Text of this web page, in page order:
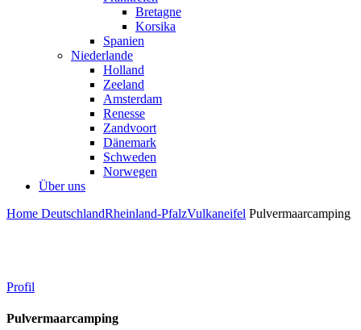
Bretagne
Korsika
Spanien
Niederlande
Holland
Zeeland
Amsterdam
Renesse
Zandvoort
Dänemark
Schweden
Norwegen
Über uns
Home DeutschlandRheinland-PfalzVulkaneifel Pulvermaarcamping
Profil
Pulvermaarcamping